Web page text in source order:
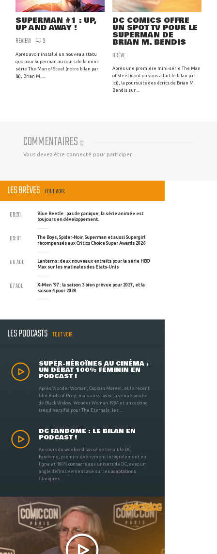
SUPERMAN #1 : UP,
UP AND AWAY !
REVIEW 3
Après avoir installé un nouveau statu
quo pour Superman au cours de la mini-
série The Man of Steel (notre bilan par
là), Brian M. ...
DC COMICS OFFRE
UN SPOT TV POUR LE
SUPERMAN DE
BRIAN M. BENDIS
BRÈVE
Après une première mini-série The Man
of Steel (dont on vous a fait le bilan par
ici), la poursuite des écrits de Brian M.
Bendis sur ...
COMMENTAIRES (0)
Vous devez être connecté pour participer
LES BRÈVES TOUT VOIR
Blue Beetle : pas de panique, la série animée est
toujours en développement.
09:20
The Boys, Spider-Noir, Superman et aussi Supergirl
récompensés aux Critics Choice Super Awards 2026
09:01
Lanterns : deux nouveaux extraits pour la série HBO
Max sur les matinales des Etats-Unis
08 AOU
X-Men '97 : la saison 3 bien prévue pour 2027, et la
saison 4 pour 2028
07 AOU
LES PODCASTS TOUT VOIR
SUPER-HÉROÏNES AU CINÉMA :
UN DÉBAT 100% FÉMININ EN
PODCAST !
Après Wonder Woman, Captain Marvel, et le récent
film Birds of Prey, mais aussi avec la venue proche
de Black Widow, Wonder Woman 1984 et un casting
très diversifié pour The Eternals, les ...
DC FANDOME : LE BILAN EN
PODCAST !
Au cours du weekend passé se tenait le DC
Fandome, premier évènement intégralement en
ligne et 100% consacré aux univers de DC, avec un
angle définitivement axé sur les adaptations
filmiques ...